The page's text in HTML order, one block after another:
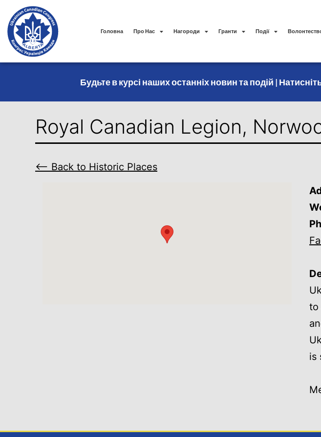
Головна Про Нас Нагороди Гранти Події
Будьте в курсі наших останніх новин та подій |
Royal Canadian Legion,
⟵ Back to Historic Places
to
is